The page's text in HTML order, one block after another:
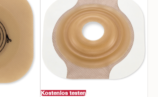
Kostenlos testen